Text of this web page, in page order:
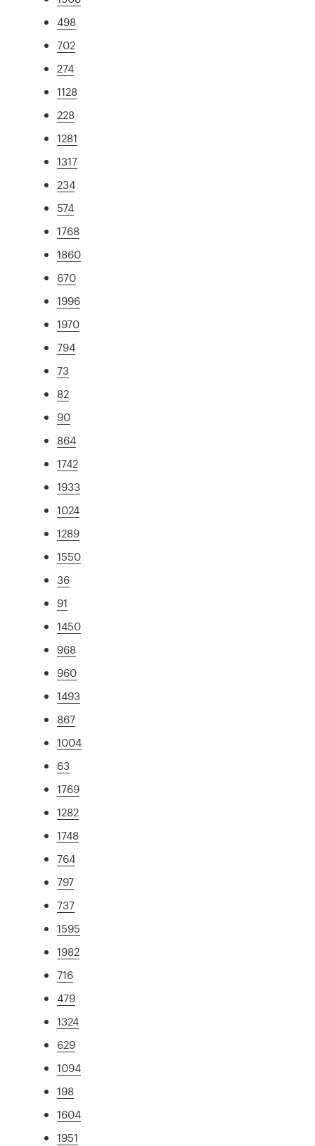
498
702
274
1128
228
1281
1317
234
574
1768
1860
670
1996
1970
794
73
82
90
864
1742
1933
1024
1289
1550
36
91
1450
968
960
1493
867
1004
63
1769
1282
1748
764
797
737
1595
1982
716
479
1324
629
1094
198
1604
1951